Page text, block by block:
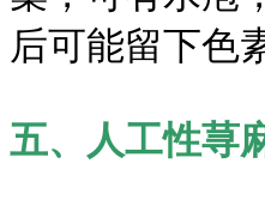
后可能留下色
五、人工性荨